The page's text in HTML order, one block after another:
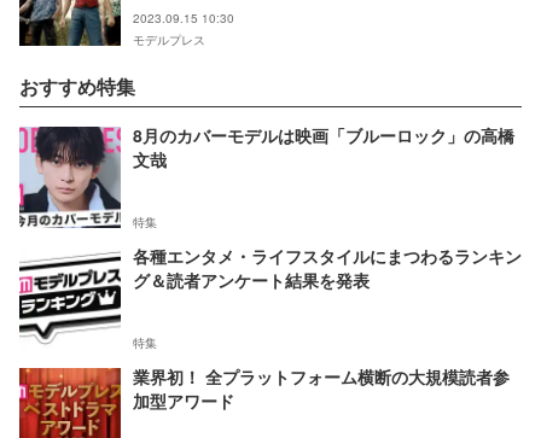
2023.09.15 10:30
モデルプレス
おすすめ特集
8月のカバーモデルは映画「ブルーロック」の高橋
文哉
特集
各種エンタメ・ライフスタイルにまつわるランキン
グ＆読者アンケート結果を発表
特集
業界初！ 全プラットフォーム横断の大規模読者参
加型アワード